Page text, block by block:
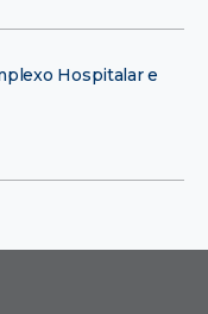
Hospitalar e